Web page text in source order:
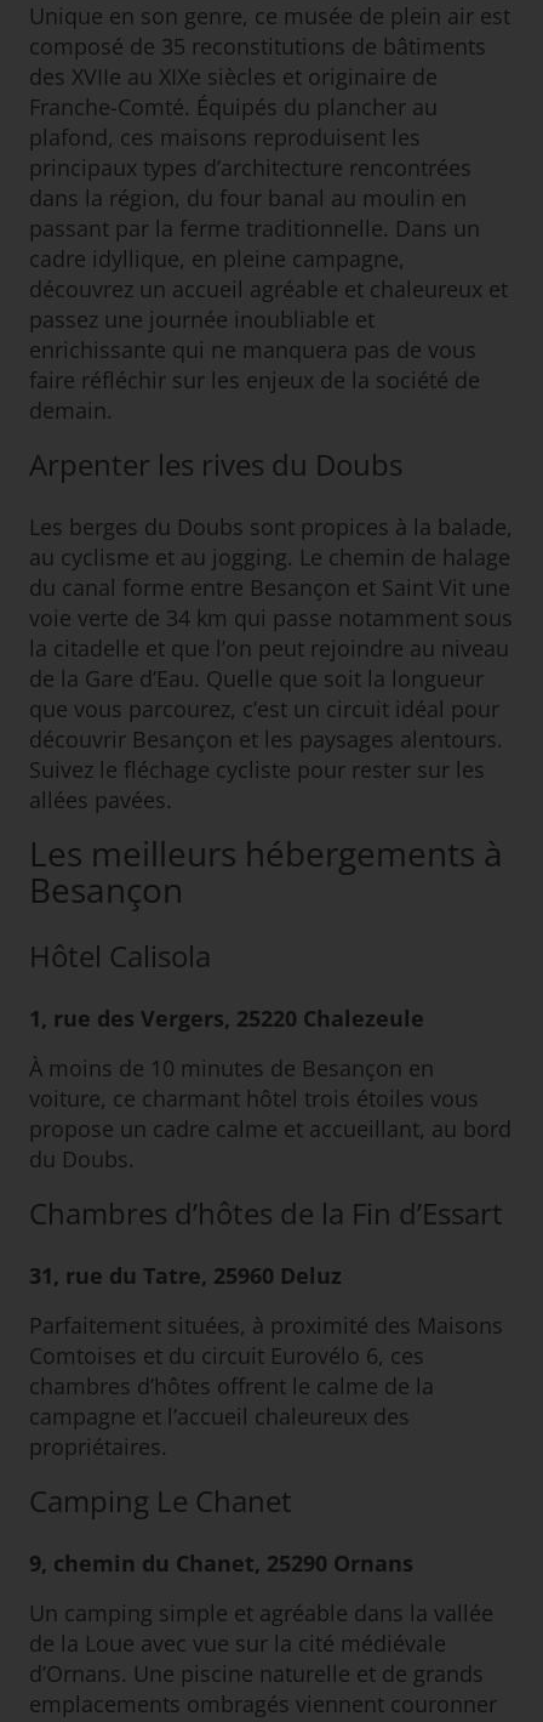
Unique en son genre, ce musée de plein air est
composé de 35 reconstitutions de bâtiments
des XVIIe au XIXe siècles et originaire de
Franche-Comté. Équipés du plancher au
plafond, ces maisons reproduisent les
principaux types d’architecture rencontrées
dans la région, du four banal au moulin en
passant par la ferme traditionnelle. Dans un
cadre idyllique, en pleine campagne,
découvrez un accueil agréable et chaleureux et
passez une journée inoubliable et
enrichissante qui ne manquera pas de vous
faire réfléchir sur les enjeux de la société de
demain.
Arpenter les rives du Doubs
Les berges du Doubs sont propices à la balade,
au cyclisme et au jogging. Le chemin de halage
du canal forme entre Besançon et Saint Vit une
voie verte de 34 km qui passe notamment sous
la citadelle et que l’on peut rejoindre au niveau
de la Gare d’Eau. Quelle que soit la longueur
que vous parcourez, c’est un circuit idéal pour
découvrir Besançon et les paysages alentours.
Suivez le fléchage cycliste pour rester sur les
allées pavées.
Les meilleurs hébergements à
Besançon
Hôtel Calisola
1, rue des Vergers, 25220 Chalezeule
À moins de 10 minutes de Besançon en
voiture, ce charmant hôtel trois étoiles vous
propose un cadre calme et accueillant, au bord
du Doubs.
Chambres d’hôtes de la Fin d’Essart
31, rue du Tatre, 25960 Deluz
Parfaitement situées, à proximité des Maisons
Comtoises et du circuit Eurovélo 6, ces
chambres d’hôtes offrent le calme de la
campagne et l’accueil chaleureux des
propriétaires.
Camping Le Chanet
9, chemin du Chanet, 25290 Ornans
Un camping simple et agréable dans la vallée
de la Loue avec vue sur la cité médiévale
d’Ornans. Une piscine naturelle et de grands
emplacements ombragés viennent couronner